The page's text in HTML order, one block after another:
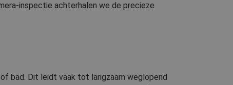
inspectie achterhalen we de precieze
bad. Dit leidt vaak tot langzaam weglopend